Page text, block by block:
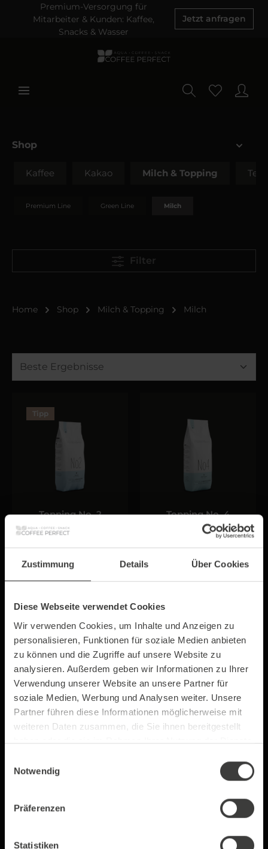
Zustimmung Details Über Cookies
Diese Webseite verwendet Cookies
Wir verwenden Cookies, um Inhalte und Anzeigen zu
personalisieren, Funktionen für soziale Medien anbieten
zu können und die Zugriffe auf unsere Website zu
analysieren. Außerdem geben wir Informationen zu Ihrer
Verwendung unserer Website an unsere Partner für
soziale Medien, Werbung und Analysen weiter. Unsere
Partner führen diese Informationen möglicherweise mit
weiteren Daten zusammen, die Sie ihnen bereitgestellt
haben oder die sie im Rahmen Ihrer Nutzung der Dienste
Notwendig
Präferenzen
Statistiken
Premium-Versorgung für
Mitarbeiter & Kunden: Kaffee,
Snacks & Wasser
Jetzt anfragen
Shop
Kaffee Kakao Milch & Topping Tee
Premium Line Green Line Milch
Filter
Home Shop Milch & Topping Milch
Tipp
Topping No. 2
12,49 €*
Topping No. 4
0,5 kg Magermilch
Granulat
10,99 €*
Topping No. 6 H-Milch 3,5% Fett